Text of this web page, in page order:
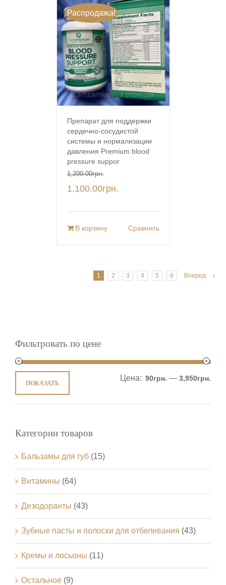
Распродажа!
Препарат для поддержки
сердечно-сосудистой
системы и нормализации
давления Premium blood
pressure suppor
1,200.00грн.
1,100.00грн.
В корзину Сравнить
1 2 3 4 5 6 Вперед
Фильтровать по цене
ПОКАЗАТЬ
Цена: 90грн. — 3,950грн.
Категории товаров
Бальзамы для губ (15)
Витамины (64)
Дезодоранты (43)
Зубные пасты и полоски для отбеливания (43)
Кремы и лосьоны (11)
Остальное (9)